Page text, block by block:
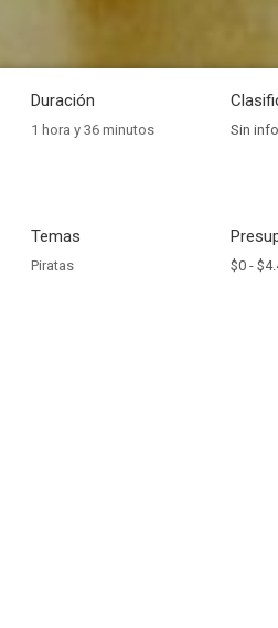
Duración
1 hora y 36 minutos Sin
Temas
Piratas $0 -